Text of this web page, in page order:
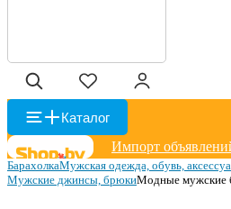
Каталог
Импорт
БарахолкаМужская одежда, обувь,
Мужские джинсы, брюкиМодные мужские